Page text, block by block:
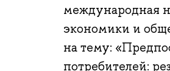
международная
экономики и
на тему:
потребителей: